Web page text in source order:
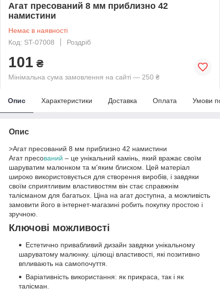
Агат пресований 8 мм приблизно 42
намистини
Немає в наявності
Код: ST-07008
Роздріб
101 ₴
Мінімальна сума замовлення на сайті — 250 ₴
Опис Характеристики Доставка Оплата Умови
Опис
>Агат пресований 8 мм приблизно 42 намистини
Агат пресований – це унікальний камінь, який вражає своїм
шаруватим малюнком та м'яким блиском. Цей матеріал
широко використовується для створення виробів, і завдяки
своїм сприятливим властивостям він стає справжнім
талісманом для багатьох. Ціна на агат доступна, а можливість
замовити його в інтернет-магазині робить покупку простою і
зручною.
Ключові можливості
Естетично привабливий дизайн завдяки унікальному
шаруватому малюнку. цілющі властивості, які позитивно
впливають на самопочуття.
Варіативність використання: як прикраса, так і як
талісман.